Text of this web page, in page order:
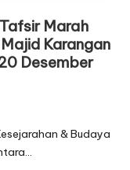
Marah
Karangan
Desember
& Budaya